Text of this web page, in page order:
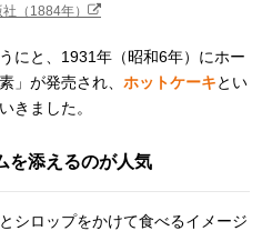
（1884年）
にと、1931年（昭和6年）にホー
」が発売され、 ホットケーキとい
きました。
を添えるのが人気
シロップをかけて食べるイメージ